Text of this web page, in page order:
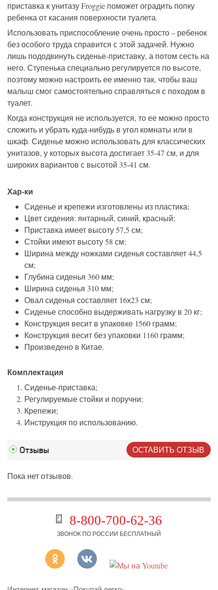
приставка к унитазу Froggie поможет оградить попку
ребенка от касания поверхности туалета.
Использовать приспособление очень просто – ребенок
без особого труда справится с этой задачей. Нужно
лишь пододвинуть сиденье-приставку, а потом сесть на
него. Ступенька специально регулируется по высоте,
поэтому можно настроить ее именно так, чтобы ваш
малыш смог самостоятельно справляться с походом в
туалет.
Когда конструкция не используется, то ее можно просто
сложить и убрать куда-нибудь в угол комнаты или в
шкаф. Сиденье можно использовать для классических
унитазов, у которых высота достигает 35-47 см, и для
широких вариантов с высотой 35-41 см.
Хар-ки
Сиденье и крепежи изготовлены из пластика;
Цвет сидения: янтарный, синий, красный;
Приставка имеет высоту 57,5 см;
Стойки имеют высоту 58 см;
Ширина между ножками сиденья составляет 44,5
см;
Глубина сиденья 360 мм;
Ширина сиденья 310 мм;
Овал сиденья составляет 16х23 см;
Сиденье способно выдерживать нагрузку в 20 кг;
Конструкция весит в упаковке 1560 грамм;
Конструкция весит без упаковки 1160 грамм;
Произведено в Китае.
Комплектация
Сиденье-приставка;
Регулируемые стойки и поручни;
Крепежи;
Инструкция по использованию.
Отзывы ОСТАВИТЬ ОТЗЫВ
Пока нет отзывов.
8-800-700-62-36
ЗВОНОК ПО РОССИИ БЕСПЛАТНЫЙ